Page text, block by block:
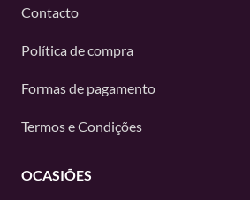
Contacto
Política de compra
Formas de pagamento
Termos e Condições
OCASIÕES